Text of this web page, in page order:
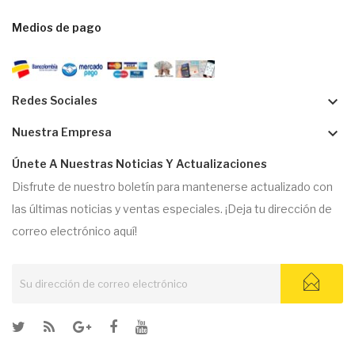
Medios de pago
Redes Sociales keyboard_arrow_down
Nuestra Empresa keyboard_arrow_down
Únete A Nuestras Noticias Y Actualizaciones
Disfrute de nuestro boletín para mantenerse actualizado con
las últimas noticias y ventas especiales. ¡Deja tu dirección de
correo electrónico aquí!